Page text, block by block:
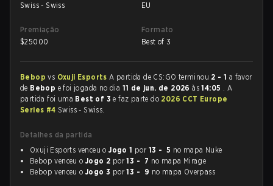
Swiss - Swiss
EU
Premiação
$25000
Formato
Best of 3
Bebopvs Oxuji EsportsA partida de CS:GO terminou 2 - 1 a favor
de Bebop e foi jogada no dia 11 de jun. de 2026às14:05 . A
partida foi uma Best of 3e faz parte do 2026 CCT Europe
Series #4 Swiss - Swiss.
Detalhes da partida
Oxuji Esports venceu oJogo 1 por 13 - 5 no mapa Nuke
Bebop venceu o Jogo 2 por13 - 7 no mapa Mirage
Bebop venceu o Jogo 3 por13 - 9 no mapa Overpass